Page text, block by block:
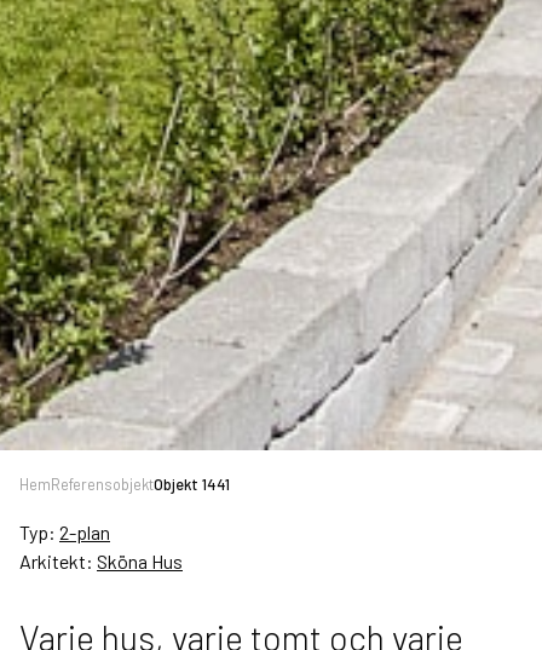
HemReferensobjektObjekt 1441
Typ: 2-plan
Arkitekt: Sköna Hus
Varje hus, varje tomt och varje